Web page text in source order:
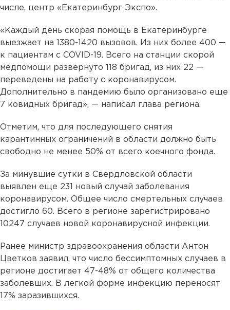
числе, центр «Екатеринбург Экспо».
«Каждый день скорая помощь в Екатеринбурге
выезжает на 1380-1420 вызовов. Из них более 400 —
к пациентам с COVID-19. Всего на станции скорой
медпомощи развернуто 118 бригад, из них 22 —
переведены на работу с коронавирусом.
Дополнительно в пандемию было организовано еще
7 ковидных бригад», — написал глава региона.
Отметим, что для последующего снятия
карантинных ограничений в области должно быть
свободно не менее 50% от всего коечного фонда.
За минувшие сутки в Свердловской области
выявлен еще 231 новый случай заболевания
коронавирусом. Общее число смертельных случаев
достигло 60. Всего в регионе зарегистрировано
10247 случаев новой коронавирусной инфекции.
Ранее министр здравоохранения области Антон
Цветков заявил, что число бессимптомных случаев в
регионе достигает 47-48% от общего количества
заболевших. В легкой форме инфекцию переносят
17% заразившихся.